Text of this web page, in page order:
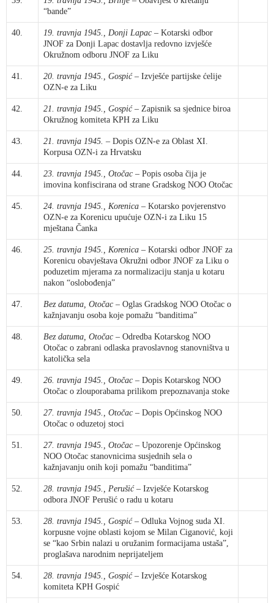
“bande”
40. 19. travnja 1945., Donji Lapac – Kotarski odbor
JNOF za Donji Lapac dostavlja redovno izvješće
Okružnom odboru JNOF za Liku
41. 20. travnja 1945., Gospić – Izvješće partijske ćelije
OZN-e za Liku
42. 21. travnja 1945., Gospić – Zapisnik sa sjednice biroa
Okružnog komiteta KPH za Liku
43. 21. travnja 1945. – Dopis OZN-e za Oblast XI.
Korpusa OZN-i za Hrvatsku
44. 23. travnja 1945., Otočac – Popis osoba čija je
imovina konfiscirana od strane Gradskog NOO Otočac
45. 24. travnja 1945., Korenica – Kotarsko povjerenstvo
OZN-e za Korenicu upućuje OZN-i za Liku 15
mještana Čanka
46. 25. travnja 1945., Korenica – Kotarski odbor JNOF za
Korenicu obavještava Okružni odbor JNOF za Liku o
poduzetim mjerama za normalizaciju stanja u kotaru
nakon “oslobođenja”
47. Bez datuma, Otočac – Oglas Gradskog NOO Otočac o
kažnjavanju osoba koje pomažu “banditima”
48. Bez datuma, Otočac – Odredba Kotarskog NOO
Otočac o zabrani odlaska pravoslavnog stanovništva u
katolička sela
49. 26. travnja 1945., Otočac – Dopis Kotarskog NOO
Otočac o zlouporabama prilikom prepoznavanja stoke
50. 27. travnja 1945., Otočac – Dopis Općinskog NOO
Otočac o oduzetoj stoci
51. 27. travnja 1945., Otočac – Upozorenje Općinskog
NOO Otočac stanovnicima susjednih sela o
kažnjavanju onih koji pomažu “banditima”
52. 28. travnja 1945., Perušić – Izvješće Kotarskog
odbora JNOF Perušić o radu u kotaru
53. 28. travnja 1945., Gospić – Odluka Vojnog suda XI.
korpusne vojne oblasti kojom se Milan Ciganović, koji
se “kao Srbin nalazi u oružanim formacijama ustaša”,
proglašava narodnim neprijateljem
54. 28. travnja 1945., Gospić – Izvješće Kotarskog
komiteta KPH Gospić